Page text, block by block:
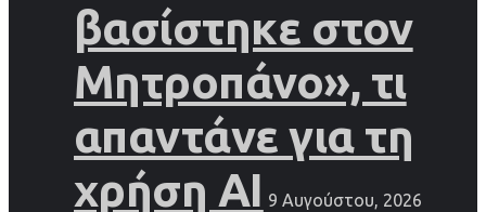
βασίστηκε στον
Μητροπάνο», τι
απαντάνε για τη
χρήση AI 9 Αυγούστου, 2026